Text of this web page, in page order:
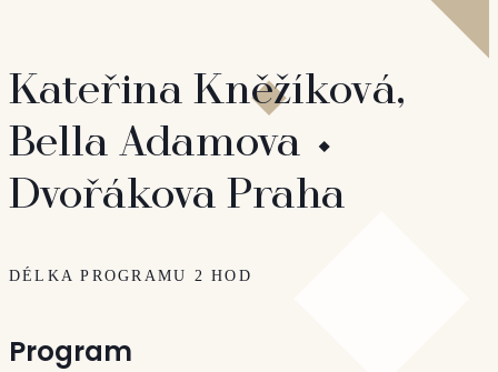
Kateřina Kněžíková,
Bella Adamova ⬩
Dvořákova Praha
DÉLKA PROGRAMU 2 HOD
Program